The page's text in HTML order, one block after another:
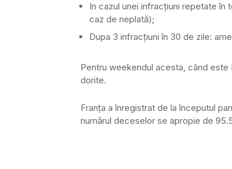
In cazul unei infracțiuni repetate în
caz de neplată);
Dupa 3 infracțiuni în 30 de zile:
Pentru weekendul acesta, când
dorite.
Franța a înregistrat de la începutul
numărul deceselor se apropie de